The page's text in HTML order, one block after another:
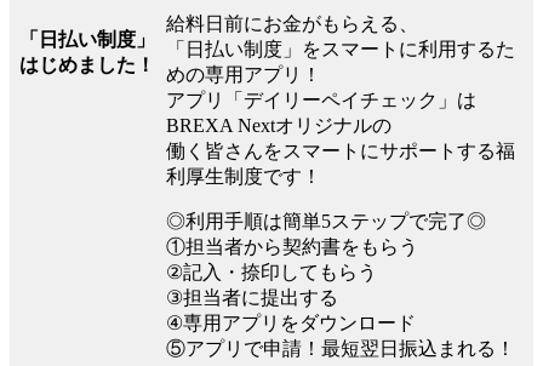
「日払い制度」
はじめました！
給料日前にお金がもらえる、
「日払い制度」をスマートに利用するた
めの専用アプリ！
アプリ「デイリーペイチェック」は
BREXA Nextオリジナルの
働く皆さんをスマートにサポートする福
利厚生制度です！
◎利用手順は簡単5ステップで完了◎
①担当者から契約書をもらう
②記入・捺印してもらう
③担当者に提出する
④専用アプリをダウンロード
⑤アプリで申請！最短翌日振込まれる！